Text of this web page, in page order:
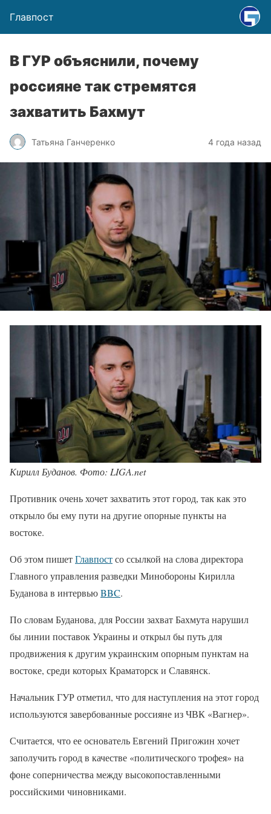
Главпост
В ГУР объяснили, почему
россияне так стремятся
захватить Бахмут
Татьяна Ганчеренко 4 года назад
Кирилл Буданов. Фото: LIGA.net
Противник очень хочет захватить этот город, так как это
открыло бы ему пути на другие опорные пункты на
востоке.
Об этом пишетГлавпостсо ссылкой на слова директора
Главного управления разведки Минобороны Кирилла
Буданова в интервьюBBC.
По словам Буданова, для России захват Бахмута нарушил
бы линии поставок Украины и открыл бы путь для
продвижения к другим украинским опорным пунктам на
востоке, среди которых Краматорск и Славянск.
Начальник ГУР отметил, что для наступления на этот город
используются завербованные россияне из ЧВК «Вагнер».
Считается, что ее основатель Евгений Пригожин хочет
заполучить город в качестве «политического трофея» на
фоне соперничества между высокопоставленными
российскими чиновниками.